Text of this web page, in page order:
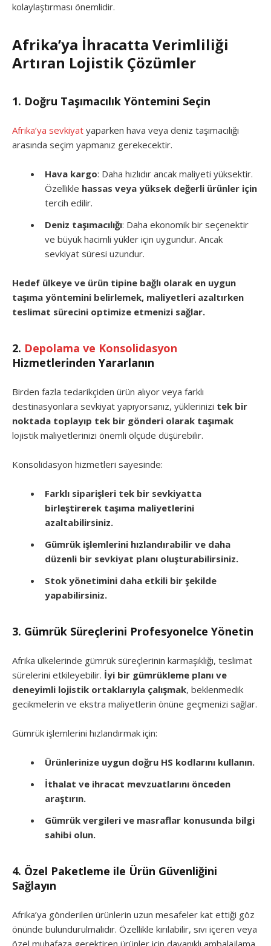
kolaylaştırması önemlidir.
Afrika’ya İhracatta Verimliliği
Artıran Lojistik Çözümler
1. Doğru Taşımacılık Yöntemini Seçin
Afrika’ya sevkiyat yaparken hava veya deniz taşımacılığı
arasında seçim yapmanız gerekecektir.
Hava kargo: Daha hızlıdır ancak maliyeti yüksektir.
Özellikle hassas veya yüksek değerli ürünler için
tercih edilir.
Deniz taşımacılığı: Daha ekonomik bir seçenektir
ve büyük hacimli yükler için uygundur. Ancak
sevkiyat süresi uzundur.
Hedef ülkeye ve ürün tipine bağlı olarak en uygun
taşıma yöntemini belirlemek, maliyetleri azaltırken
teslimat sürecini optimize etmenizi sağlar.
2. Depolama ve Konsolidasyon
Hizmetlerinden Yararlanın
Birden fazla tedarikçiden ürün alıyor veya farklı
destinasyonlara sevkiyat yapıyorsanız, yüklerinizi tek bir
noktada toplayıp tek bir gönderi olarak taşımak
lojistik maliyetlerinizi önemli ölçüde düşürebilir.
Konsolidasyon hizmetleri sayesinde:
Farklı siparişleri tek bir sevkiyatta
birleştirerek taşıma maliyetlerini
azaltabilirsiniz.
Gümrük işlemlerini hızlandırabilir ve daha
düzenli bir sevkiyat planı oluşturabilirsiniz.
Stok yönetimini daha etkili bir şekilde
yapabilirsiniz.
3. Gümrük Süreçlerini Profesyonelce Yönetin
Afrika ülkelerinde gümrük süreçlerinin karmaşıklığı, teslimat
sürelerini etkileyebilir. İyi bir gümrükleme planı ve
deneyimli lojistik ortaklarıyla çalışmak, beklenmedik
gecikmelerin ve ekstra maliyetlerin önüne geçmenizi sağlar.
Gümrük işlemlerini hızlandırmak için:
Ürünlerinize uygun doğru HS kodlarını kullanın.
İthalat ve ihracat mevzuatlarını önceden
araştırın.
Gümrük vergileri ve masraflar konusunda bilgi
sahibi olun.
4. Özel Paketleme ile Ürün Güvenliğini
Sağlayın
Afrika’ya gönderilen ürünlerin uzun mesafeler kat ettiği göz
önünde bulundurulmalıdır. Özellikle kırılabilir, sıvı içeren veya
özel muhafaza gerektiren ürünler için dayanıklı ambalajlama